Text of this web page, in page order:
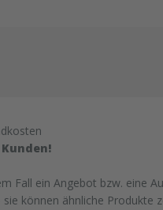
Fall ein Angebot bzw. eine
können ähnliche Produkte